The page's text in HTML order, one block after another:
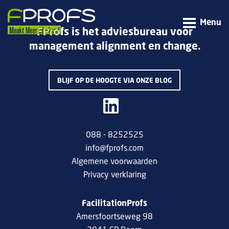
Menu
FProfs is het adviesbureau voor
management alignment en change.
BLIJF OP DE HOOGTE VIA ONZE BLOG
088 - 8252525
info@fprofs.com
Algemene voorwaarden
Privacy verklaring
FacilitationProfs
Amersfoortseweg 98